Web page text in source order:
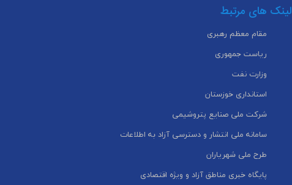
لینک های مرتبط
مقام معظم رهبری
ریاست جمهوری
وزارت نفت
استانداری خوزستان
شرکت ملی صنایع پتروشیمی
سامانه ملی انتشار و دسترسی آزاد به اطلاعات
طرح ملی شهریاران
پایگاه خبری مناطق آزاد و ویژه اقتصادی